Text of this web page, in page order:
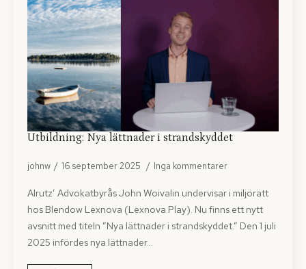
Utbildning: Nya lättnader i strandskyddet
johnw 16 september 2025 Inga kommentarer
Alrutz’ Advokatbyrås John Woivalin undervisar i miljörätt
hos Blendow Lexnova (Lexnova Play). Nu finns ett nytt
avsnitt med titeln ”Nya lättnader i strandskyddet.” Den 1 juli
2025 infördes nya lättnader…